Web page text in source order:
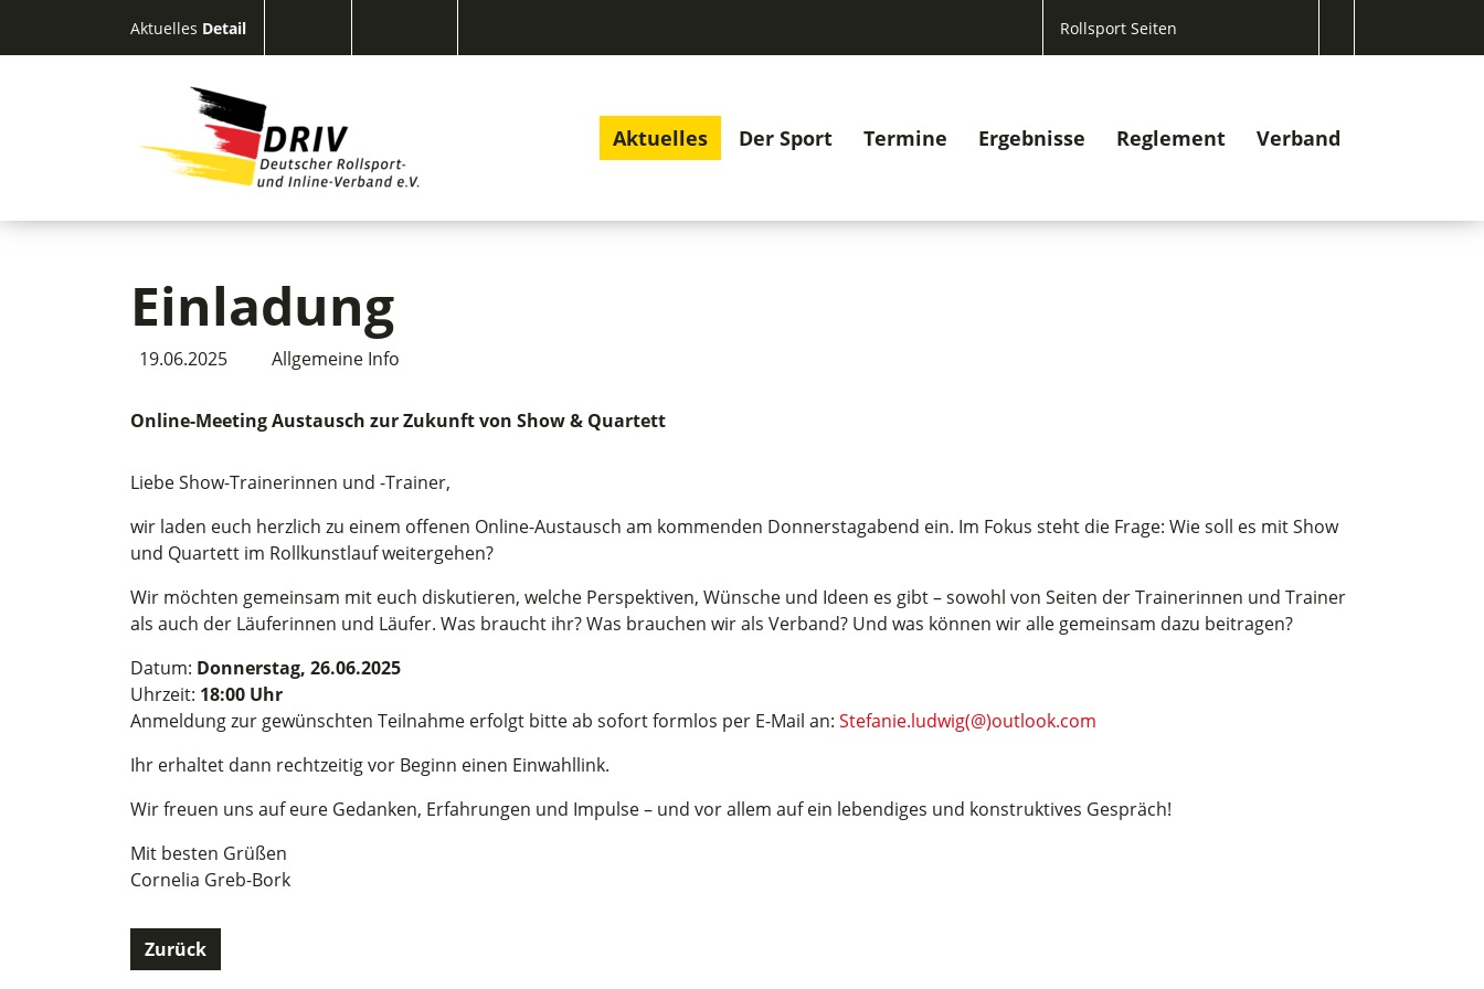
Aktuelles Detail Rollsport Seiten
Aktuelles Der Sport Termine Ergebnisse Reglement Verband
Einladung
19.06.2025 Allgemeine Info
Online-Meeting Austausch zur Zukunft von Show & Quartett
Liebe Show-Trainerinnen und -Trainer,
wir laden euch herzlich zu einem offenen Online-Austausch am kommenden Donnerstagabend ein. Im Fokus steht die Frage: Wie soll es mit Show
und Quartett im Rollkunstlauf weitergehen?
Wir möchten gemeinsam mit euch diskutieren, welche Perspektiven, Wünsche und Ideen es gibt – sowohl von Seiten der Trainerinnen und Trainer
als auch der Läuferinnen und Läufer. Was braucht ihr? Was brauchen wir als Verband? Und was können wir alle gemeinsam dazu beitragen?
Datum: Donnerstag, 26.06.2025
Uhrzeit: 18:00 Uhr
Anmeldung zur gewünschten Teilnahme erfolgt bitte ab sofort formlos per E-Mail an: Stefanie.ludwig(@)outlook.com
Ihr erhaltet dann rechtzeitig vor Beginn einen Einwahllink.
Wir freuen uns auf eure Gedanken, Erfahrungen und Impulse – und vor allem auf ein lebendiges und konstruktives Gespräch!
Mit besten Grüßen
Cornelia Greb-Bork
Zurück